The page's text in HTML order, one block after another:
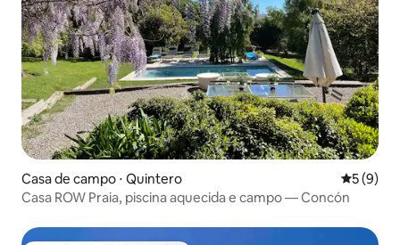
Casa de campo ⋅ Quintero 5 de
5 (9)
Casa ROW Praia, piscina aquecida e campo — Concón